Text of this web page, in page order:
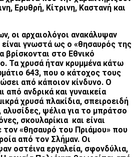
Ερυθρή, Κίτρινη, Καστανή και
οι αρχαιολόγοι ανακάλυψαν
γνωστά ως ο «θησαυρός της
βρίσκονται στο Εθνικό
Τα χρυσά ήταν κρυμμένα κάτω
643, που ο κάτοχος τους
από κάποιον κίνδυνο. O
από ανδρικά και γυναικεία
χρυσά πλακίδια, σπειροειδή
αλυσίδες, ψέλια για το μπράτσο
σκουλαρίκια και είναι
τον «θησαυρό του Πριάμου» που
από τον Σλήμαν. Οι
οστέινα εργαλεία, σφονδύλια,